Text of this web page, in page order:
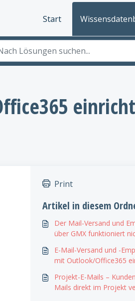
Start
Print
Artikel in diesem
Der Mail-Versand und
über GMX funktioniert
E-Mail-Versand und -
mit Outlook/Office365
Projekt-E-Mails –
Mails direkt im Projekt